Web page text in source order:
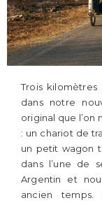
Trois
dans notre
original que l’on
: un chariot de
un petit wagon
dans l’une de
Argentin et
ancien